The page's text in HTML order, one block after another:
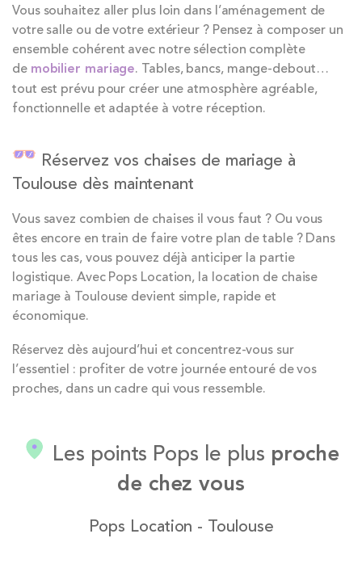
Vous souhaitez aller plus loin dans l’aménagement de
votre salle ou de votre extérieur ? Pensez à composer un
ensemble cohérent avec notre sélection complète
de mobilier mariage. Tables, bancs, mange-debout…
tout est prévu pour créer une atmosphère agréable,
fonctionnelle et adaptée à votre réception.
Réservez vos chaises de mariage à
Toulouse dès maintenant
Vous savez combien de chaises il vous faut ? Ou vous
êtes encore en train de faire votre plan de table ? Dans
tous les cas, vous pouvez déjà anticiper la partie
logistique. Avec Pops Location, la location de chaise
mariage à Toulouse devient simple, rapide et
économique.
Réservez dès aujourd’hui et concentrez-vous sur
l’essentiel : profiter de votre journée entouré de vos
proches, dans un cadre qui vous ressemble.
Les points Pops le plus proche
de chez vous
Pops Location - Toulouse